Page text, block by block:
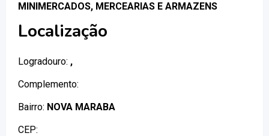
MINIMERCADOS, MERCEARIAS E ARMAZENS
Localização
Logradouro: ,
Complemento:
Bairro: NOVA MARABA
CEP: